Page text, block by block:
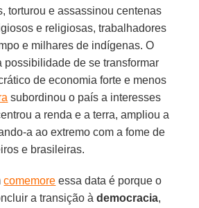
torturou e assassinou centenas
e religiosas, trabalhadores
e milhares de indígenas. O
possibilidade de se transformar
de economia forte e menos
subordinou o país a interesses
a renda e a terra, ampliou a
a ao extremo com a fome de
e brasileiras.
comemore essa data é porque o
a transição àdemocracia,